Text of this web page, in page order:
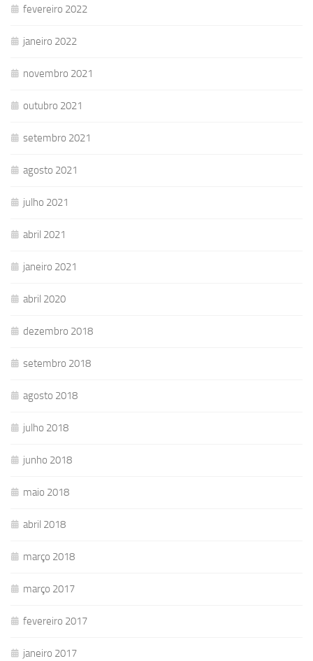
fevereiro 2022
janeiro 2022
novembro 2021
outubro 2021
setembro 2021
agosto 2021
julho 2021
abril 2021
janeiro 2021
abril 2020
dezembro 2018
setembro 2018
agosto 2018
julho 2018
junho 2018
maio 2018
abril 2018
março 2018
março 2017
fevereiro 2017
janeiro 2017